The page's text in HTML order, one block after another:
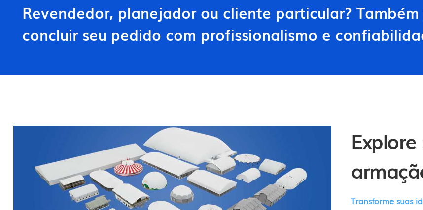
Revendedor, planejador ou cliente particular?
concluir seu pedido com profissionalismo e
Transforme suas